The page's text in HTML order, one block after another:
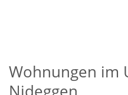
Wohnungen im